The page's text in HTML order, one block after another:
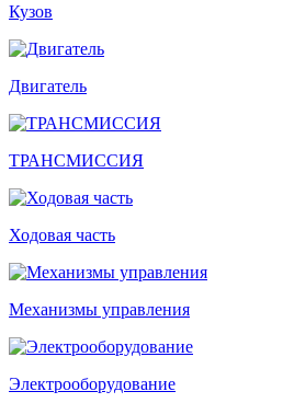
Кузов
Двигатель
ТРАНСМИССИЯ
Ходовая часть
Механизмы управления
Электрооборудование